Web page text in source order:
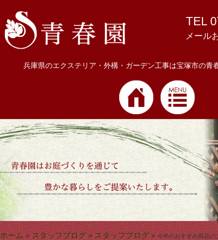
TEL
メール
兵庫県のエクステリア・外構・ガーデン工事は宝塚市の青
ホーム» スタッフブログ » スタッフブログ »今年のおすすめ商品の